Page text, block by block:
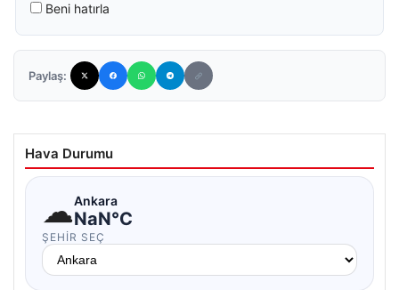
Beni hatırla
Paylaş:
Hava Durumu
☁Ankara
NaN°C
ŞEHIR SEÇ